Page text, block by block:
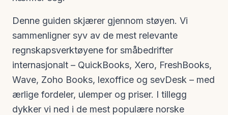
Denne guiden skjærer gjennom støyen. Vi
sammenligner syv av de mest relevante
regnskapsverktøyene for småbedrifter
internasjonalt – QuickBooks, Xero, FreshBooks,
Wave, Zoho Books, lexoffice og sevDesk – med
ærlige fordeler, ulemper og priser. I tillegg
dykker vi ned i de mest populære norske